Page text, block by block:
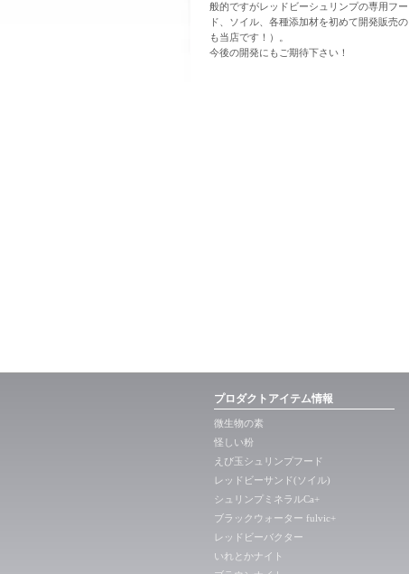
般的ですがレッドビーシュリンプの専用フー
ド、ソイル、各種添加材を初めて開発販売の
も当店です！）。
今後の開発にもご期待下さい！
プロダクトアイテム情報
微生物の素
怪しい粉
えび玉シュリンプフード
レッドビーサンド(ソイル)
シュリンプミネラルCa+
ブラックウォーター fulvic+
レッドビーバクター
いれとかナイト